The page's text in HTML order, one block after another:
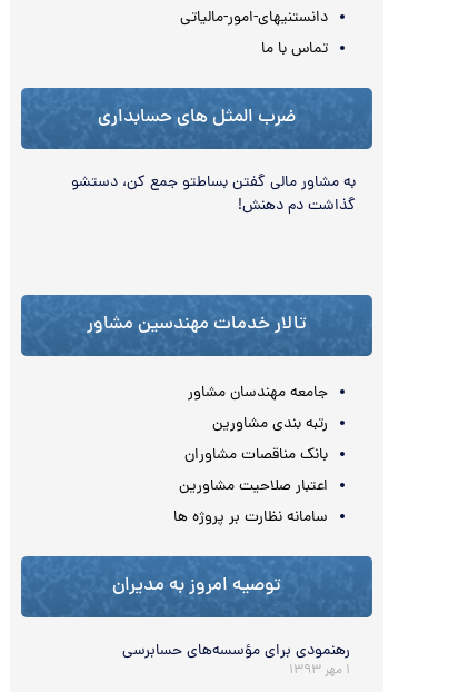
دانستنیهای-امور-مالیاتی
تماس با ما
ضرب المثل های حسابداری
به مشاور مالی گفتن بساطتو جمع كن، دستشو
گذاشت دم دهنش!
تالار خدمات مهندسین مشاور
جامعه مهندسان مشاور
رتبه بندی مشاورین
بانک مناقصات مشاوران
اعتبار صلاحیت مشاورین
سامانه نظارت بر پروژه ها
توصیه امروز به مدیران
رهنمودی برای ‌مؤسسه‌های حسابرسی
۱ مهر ۱۳۹۳